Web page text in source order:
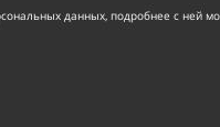
данных, подробнее с ней